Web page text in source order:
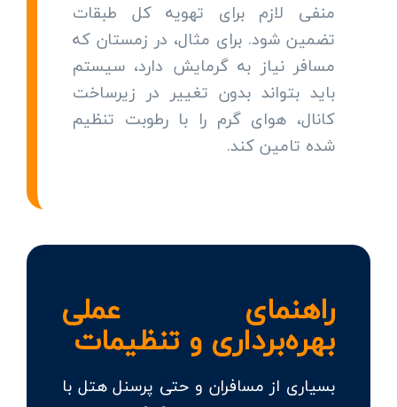
منفی لازم برای تهویه کل طبقات
تضمین شود. برای مثال، در زمستان که
مسافر نیاز به گرمایش دارد، سیستم
باید بتواند بدون تغییر در زیرساخت
کانال، هوای گرم را با رطوبت تنظیم
شده تامین کند.
راهنمای عملی
بهره‌برداری و تنظیمات
بسیاری از مسافران و حتی پرسنل هتل با